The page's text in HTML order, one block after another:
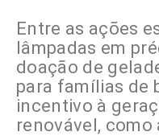
Entre as ações
lâmpadas em
doação de
para famílias de
incentivo à
renovável, como